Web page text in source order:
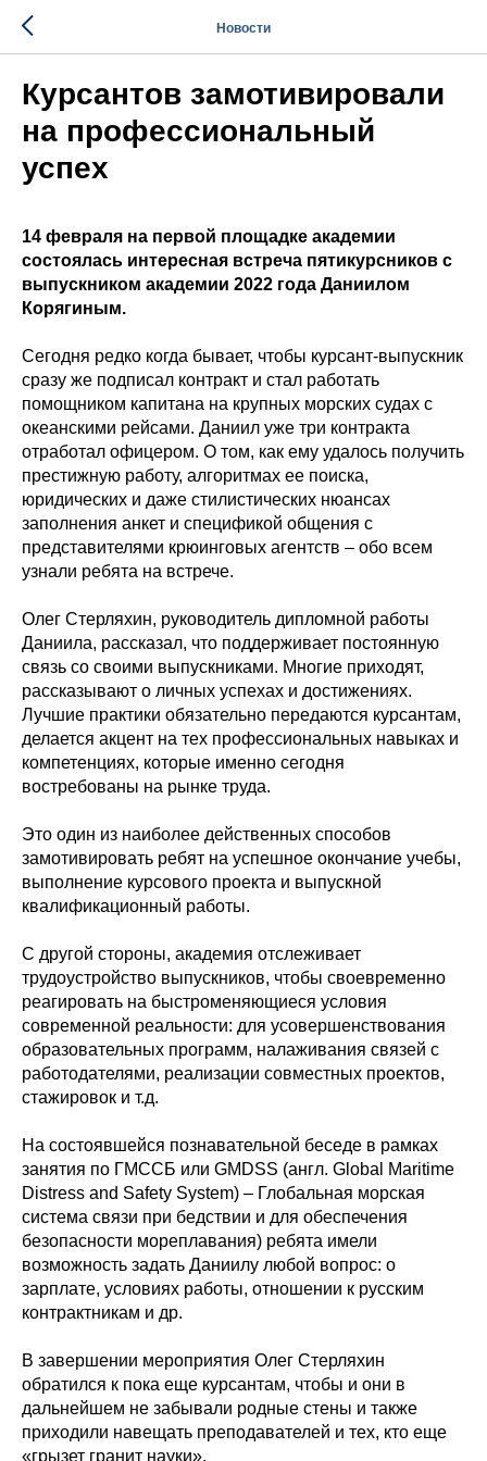
Новости
Курсантов замотивировали
на профессиональный
успех
14 февраля на первой площадке академии
состоялась интересная встреча пятикурсников с
выпускником академии 2022 года Даниилом
Корягиным.
Сегодня редко когда бывает, чтобы курсант-выпускник
сразу же подписал контракт и стал работать
помощником капитана на крупных морских судах с
океанскими рейсами. Даниил уже три контракта
отработал офицером. О том, как ему удалось получить
престижную работу, алгоритмах ее поиска,
юридических и даже стилистических нюансах
заполнения анкет и спецификой общения с
представителями крюинговых агентств – обо всем
узнали ребята на встрече.
Олег Стерляхин, руководитель дипломной работы
Даниила, рассказал, что поддерживает постоянную
связь со своими выпускниками. Многие приходят,
рассказывают о личных успехах и достижениях.
Лучшие практики обязательно передаются курсантам,
делается акцент на тех профессиональных навыках и
компетенциях, которые именно сегодня
востребованы на рынке труда.
Это один из наиболее действенных способов
замотивировать ребят на успешное окончание учебы,
выполнение курсового проекта и выпускной
квалификационный работы.
С другой стороны, академия отслеживает
трудоустройство выпускников, чтобы своевременно
реагировать на быстроменяющиеся условия
современной реальности: для усовершенствования
образовательных программ, налаживания связей с
работодателями, реализации совместных проектов,
стажировок и т.д.
На состоявшейся познавательной беседе в рамках
занятия по ГМССБ или GMDSS (англ. Global Maritime
Distress and Safety System) – Глобальная морская
система связи при бедствии и для обеспечения
безопасности мореплавания) ребята имели
возможность задать Даниилу любой вопрос: о
зарплате, условиях работы, отношении к русским
контрактникам и др.
В завершении мероприятия Олег Стерляхин
обратился к пока еще курсантам, чтобы и они в
дальнейшем не забывали родные стены и также
приходили навещать преподавателей и тех, кто еще
«грызет гранит науки».